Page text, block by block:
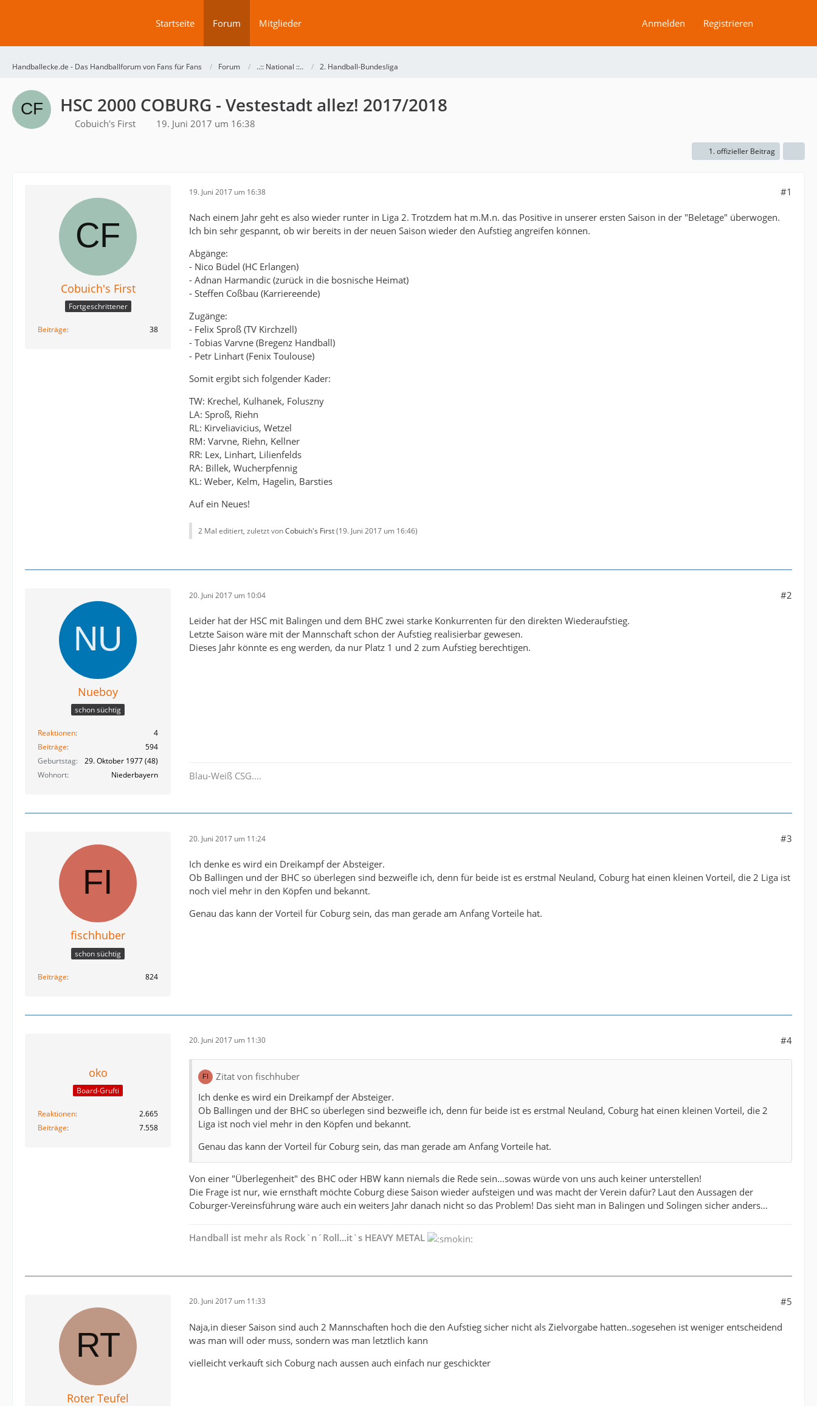
Startseite Forum Mitglieder Anmelden Registrieren
Handballecke.de - Das Handballforum von Fans für Fans Forum ..:: National ::.. 2. Handball-Bundesliga
HSC 2000 COBURG - Vestestadt allez! 2017/2018
Cobuich's First 19. Juni 2017 um 16:38
1. offizieller Beitrag
Cobuich's First
Fortgeschrittener
Beiträge 38
19. Juni 2017 um 16:38 #1
Nach einem Jahr geht es also wieder runter in Liga 2. Trotzdem hat m.M.n. das Positive in unserer ersten Saison in der "Beletage" überwogen.
Ich bin sehr gespannt, ob wir bereits in der neuen Saison wieder den Aufstieg angreifen können.
Abgänge:
- Nico Büdel (HC Erlangen)
- Adnan Harmandic (zurück in die bosnische Heimat)
- Steffen Coßbau (Karriereende)
Zugänge:
- Felix Sproß (TV Kirchzell)
- Tobias Varvne (Bregenz Handball)
- Petr Linhart (Fenix Toulouse)
Somit ergibt sich folgender Kader:
TW: Krechel, Kulhanek, Foluszny
LA: Sproß, Riehn
RL: Kirveliavicius, Wetzel
RM: Varvne, Riehn, Kellner
RR: Lex, Linhart, Lilienfelds
RA: Billek, Wucherpfennig
KL: Weber, Kelm, Hagelin, Barsties
Auf ein Neues!
2 Mal editiert, zuletzt vonCobuich's First(19. Juni 2017 um 16:46)
Nueboy
schon süchtig
Reaktionen
4
Beiträge
594
Geburtstag
29. Oktober 1977 (48)
Wohnort
Niederbayern
20. Juni 2017 um 10:04 #2
Leider hat der HSC mit Balingen und dem BHC zwei starke Konkurrenten für den direkten Wiederaufstieg.
Letzte Saison wäre mit der Mannschaft schon der Aufstieg realisierbar gewesen.
Dieses Jahr könnte es eng werden, da nur Platz 1 und 2 zum Aufstieg berechtigen.
Blau-Weiß CSG....
fischhuber
schon süchtig
Beiträge 824
20. Juni 2017 um 11:24 #3
Ich denke es wird ein Dreikampf der Absteiger.
Ob Ballingen und der BHC so überlegen sind bezweifle ich, denn für beide ist es erstmal Neuland, Coburg hat einen kleinen Vorteil, die 2 Liga ist
noch viel mehr in den Köpfen und bekannt.
Genau das kann der Vorteil für Coburg sein, das man gerade am Anfang Vorteile hat.
oko
Board-Grufti
Reaktionen
2.665
Beiträge
7.558
20. Juni 2017 um 11:30 #4
Zitat von fischhuber
Ich denke es wird ein Dreikampf der Absteiger.
Ob Ballingen und der BHC so überlegen sind bezweifle ich, denn für beide ist es erstmal Neuland, Coburg hat einen kleinen Vorteil, die 2
Liga ist noch viel mehr in den Köpfen und bekannt.
Genau das kann der Vorteil für Coburg sein, das man gerade am Anfang Vorteile hat.
Von einer "Überlegenheit" des BHC oder HBW kann niemals die Rede sein...sowas würde von uns auch keiner unterstellen!
Die Frage ist nur, wie ernsthaft möchte Coburg diese Saison wieder aufsteigen und was macht der Verein dafür? Laut den Aussagen der
Coburger-Vereinsführung wäre auch ein weiters Jahr danach nicht so das Problem! Das sieht man in Balingen und Solingen sicher anders...
Handball ist mehr als Rock`n´Roll...it`s HEAVY METAL
Roter Teufel
20. Juni 2017 um 11:33 #5
Naja,in dieser Saison sind auch 2 Mannschaften hoch die den Aufstieg sicher nicht als Zielvorgabe hatten..sogesehen ist weniger entscheidend
was man will oder muss, sondern was man letztlich kann
vielleicht verkauft sich Coburg nach aussen auch einfach nur geschickter